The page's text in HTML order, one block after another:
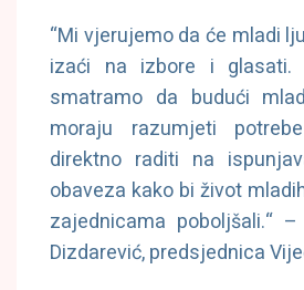
“Mi vjerujemo da će mladi
izaći na izbore i
smatramo da budući
moraju razumjeti
direktno raditi na
obaveza kako bi život
zajednicama poboljšali.“
Dizdarević, predsjednica